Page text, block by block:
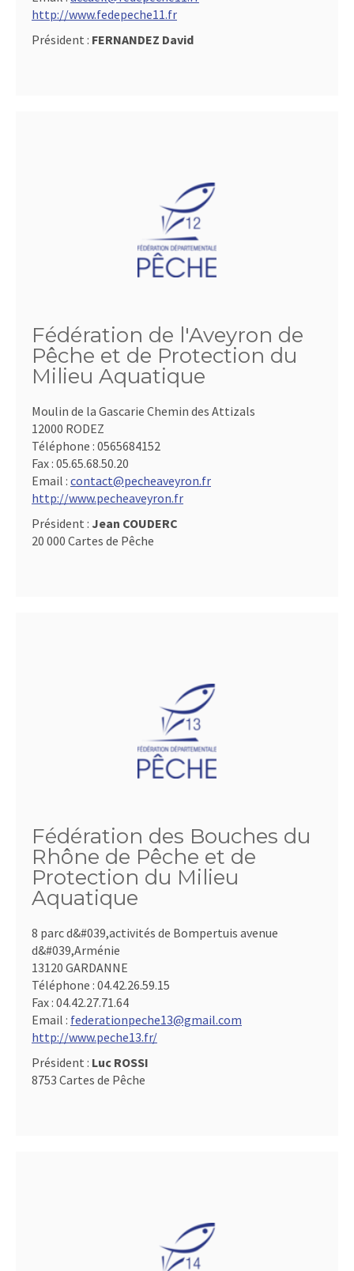
http://www.fedepeche11.fr
Président : FERNANDEZ David
Fédération de l'Aveyron de
Pêche et de Protection du
Milieu Aquatique
Moulin de la Gascarie Chemin des Attizals
12000 RODEZ
Téléphone : 0565684152
Fax : 05.65.68.50.20
Email : contact@pecheaveyron.fr
http://www.pecheaveyron.fr
Président : Jean COUDERC
20 000 Cartes de Pêche
Fédération des Bouches du
Rhône de Pêche et de
Protection du Milieu
Aquatique
8 parc d&#039,activités de Bompertuis avenue
d&#039,Arménie
13120 GARDANNE
Téléphone : 04.42.26.59.15
Fax : 04.42.27.71.64
Email : federationpeche13@gmail.com
http://www.peche13.fr/
Président : Luc ROSSI
8753 Cartes de Pêche